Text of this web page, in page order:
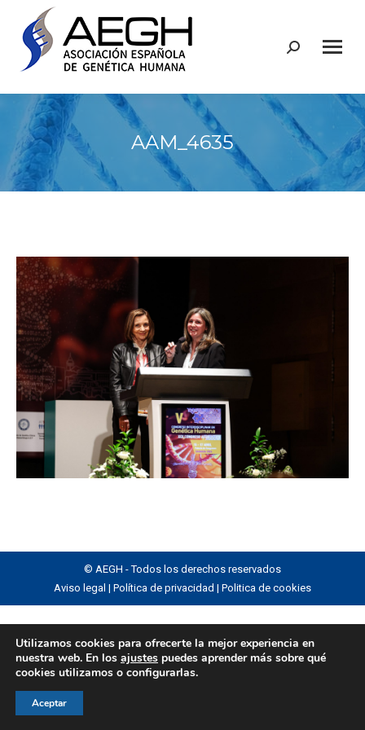
Buscar:
AAM_4635
© AEGH - Todos los derechos reservados
Aviso legal | Política de privacidad | Politica de cookies
Utilizamos cookies para ofrecerte la mejor experiencia en
nuestra web. En los ajustes puedes aprender más sobre qué
cookies utilizamos o configurarlas.
Aceptar